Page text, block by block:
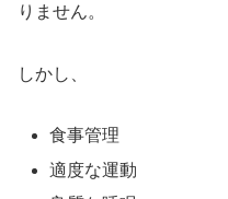
りません。
しかし、
食事管理
適度な運動